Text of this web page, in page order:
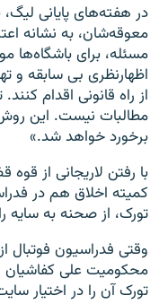
در هفته‌های پایانی
معوقه‌شان، به نشانه
مسئله، برای باشگاه‌ها
اظهارنظری بی سابقه و
از راه قانونی اقدام
مطالبات نیست. این
برخورد خواهد شد.‏»
با رفتن لاریجانی از
کمیته اخلاق هم در
تورک، از صحنه به سایه
وقتی فدراسیون فوتبال
محکومیت علی کفاشیان
تورک آن را در اختیار